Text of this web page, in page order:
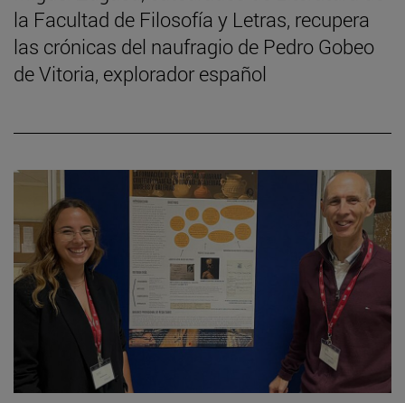
la Facultad de Filosofía y Letras, recupera
las crónicas del naufragio de Pedro Gobeo
de Vitoria, explorador español